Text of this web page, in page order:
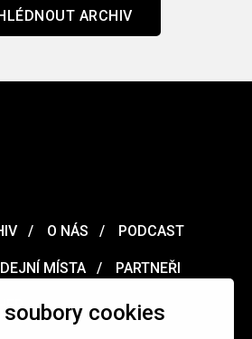
cookies
ARCHIV
O NÁS PODCAST
MÍSTA PARTNEŘI